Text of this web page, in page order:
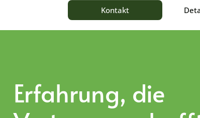
Kontakt
Erfahrung, die